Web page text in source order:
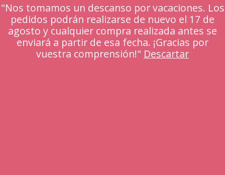
"Nos tomamos un descanso por vacaciones. Los
pedidos podrán realizarse de nuevo el 17 de
agosto y cualquier compra realizada antes se
enviará a partir de esa fecha. ¡Gracias por
vuestra comprensión!" Descartar